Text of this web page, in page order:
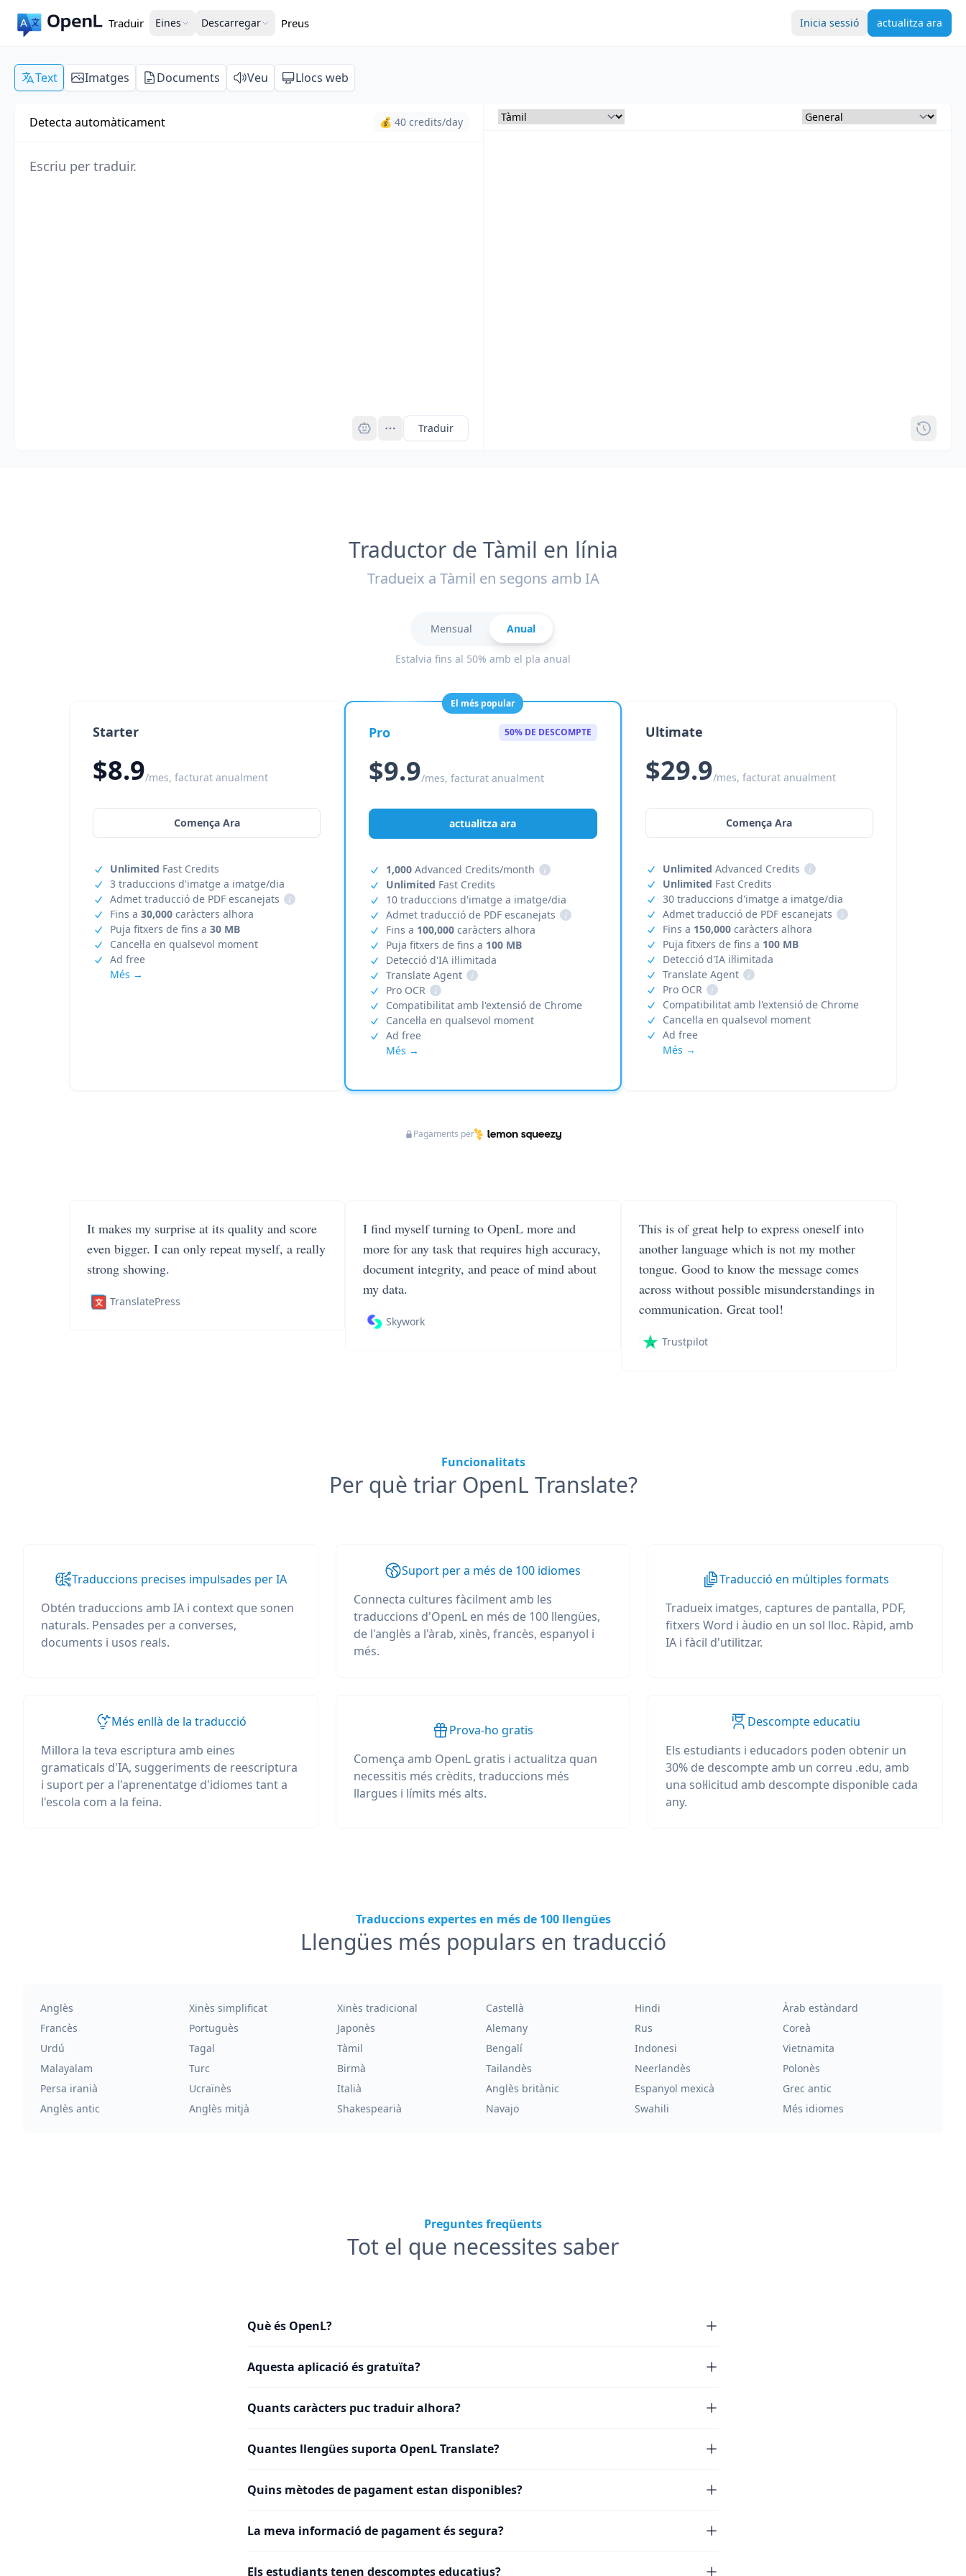
Traduir Eines Descarregar Preus Inicia sessió actualitza ara
Text Imatges Documents Veu Llocs web
Detecta automàticament 💰 40 credits/day
Traduir
Traductor de Tàmil en línia
Tradueix a Tàmil en segons amb IA
Mensual Anual
Estalvia fins al 50% amb el pla anual
Starter
$8.9/mes, facturat anualment
Comença Ara
Unlimited Fast Credits
3 traduccions d'imatge a imatge/dia
Admet traducció de PDF escanejats
i
Fins a 30,000 caràcters alhora
Puja fitxers de fins a 30 MB
Cancel·la en qualsevol moment
Ad free
Més →
El més popular
Pro 50% DE DESCOMPTE
$9.9/mes, facturat anualment
actualitza ara
1,000 Advanced Credits/month
i
Unlimited Fast Credits
10 traduccions d'imatge a imatge/dia
Admet traducció de PDF escanejats
i
Fins a 100,000 caràcters alhora
Puja fitxers de fins a 100 MB
Detecció d'IA il·limitada
Translate Agent
i
Pro OCR
i
Compatibilitat amb l'extensió de Chrome
Cancel·la en qualsevol moment
Ad free
Més →
Ultimate
$29.9/mes, facturat anualment
Comença Ara
Unlimited Advanced Credits
i
Unlimited Fast Credits
30 traduccions d'imatge a imatge/dia
Admet traducció de PDF escanejats
i
Fins a 150,000caràcters alhora
Puja fitxers de fins a 100 MB
Detecció d'IA il·limitada
Translate Agent
i
Pro OCR
i
Compatibilitat amb l'extensió de Chrome
Cancel·la en qualsevol moment
Ad free
Més →
Pagaments per
It makes my surprise at its quality and score
even bigger. I can only repeat myself, a really
strong showing.
TranslatePress
I find myself turning to OpenL more and
more for any task that requires high accuracy,
document integrity, and peace of mind about
my data.
Skywork
This is of great help to express oneself into
another language which is not my mother
tongue. Good to know the message comes
across without possible misunderstandings in
communication. Great tool!
Trustpilot
Funcionalitats
Per què triar OpenL Translate?
Traduccions precises impulsades per IA
Obtén traduccions amb IA i context que sonen
naturals. Pensades per a converses,
documents i usos reals.
Suport per a més de 100 idiomes
Connecta cultures fàcilment amb les
traduccions d'OpenL en més de 100 llengües,
de l'anglès a l'àrab, xinès, francès, espanyol i
més.
Traducció en múltiples formats
Tradueix imatges, captures de pantalla, PDF,
fitxers Word i àudio en un sol lloc. Ràpid, amb
IA i fàcil d'utilitzar.
Més enllà de la traducció
Millora la teva escriptura amb eines
gramaticals d'IA, suggeriments de reescriptura
i suport per a l'aprenentatge d'idiomes tant a
l'escola com a la feina.
Prova-ho gratis
Comença amb OpenL gratis i actualitza quan
necessitis més crèdits, traduccions més
llargues i límits més alts.
Descompte educatiu
Els estudiants i educadors poden obtenir un
30% de descompte amb un correu .edu, amb
una sol·licitud amb descompte disponible cada
any.
Traduccions expertes en més de 100 llengües
Llengües més populars en traducció
Anglès Xinès simplificat Xinès tradicional Castellà Hindi
Àrab estàndard
Francès
Portuguès Japonès Alemany Rus
Coreà
Urdú
Tagal Tàmil Bengalí Indonesi
Vietnamita
Malayalam
Turc Birmà Tailandès Neerlandès
Polonès
Persa iranià
Ucraïnès Italià Anglès britànic Espanyol mexicà
Grec antic
Anglès antic
Anglès mitjà Shakespearià Navajo Swahili Més idiomes
Preguntes freqüents
Tot el que necessites saber
Què és OpenL?
Aquesta aplicació és gratuïta?
Quants caràcters puc traduir alhora?
Quantes llengües suporta OpenL Translate?
Quins mètodes de pagament estan disponibles?
La meva informació de pagament és segura?
Els estudiants tenen descomptes educatius?